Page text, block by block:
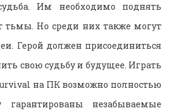
Им необходимо поднять
тьмы. Но среди них также могут
Герой должен присоединиться
свою судьбу и будущее. Играть
на ПК возможно полностью
гарантированы незабываемые